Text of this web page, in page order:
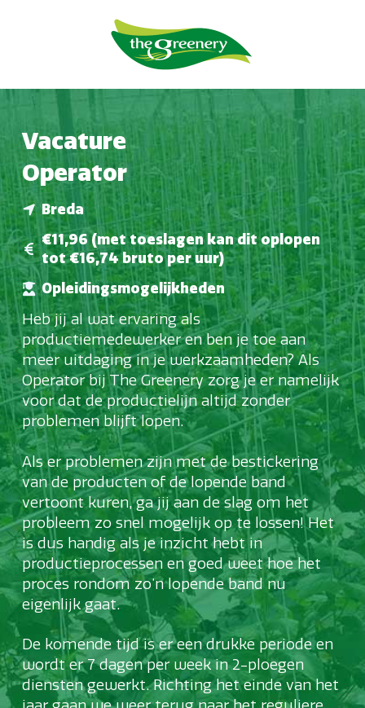
Vacature
Operator
Breda
€11,96 (met toeslagen kan dit oplopen
tot €16,74 bruto per uur)
Opleidingsmogelijkheden
Heb jij al wat ervaring als
productiemedewerker en ben je toe aan
meer uitdaging in je werkzaamheden? Als
Operator bij The Greenery zorg je er namelijk
voor dat de productielijn altijd zonder
problemen blijft lopen.
Als er problemen zijn met de bestickering
van de producten of de lopende band
vertoont kuren, ga jij aan de slag om het
probleem zo snel mogelijk op te lossen! Het
is dus handig als je inzicht hebt in
productieprocessen en goed weet hoe het
proces rondom zo’n lopende band nu
eigenlijk gaat.
De komende tijd is er een drukke periode en
wordt er 7 dagen per week in 2-ploegen
diensten gewerkt. Richting het einde van het